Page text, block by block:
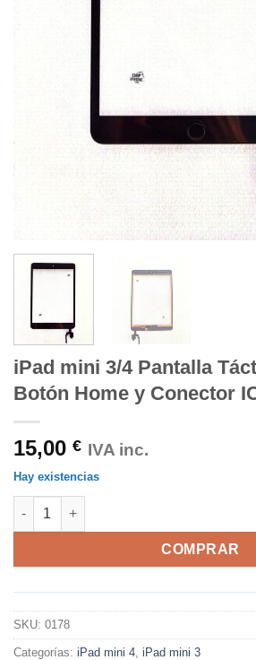
iPad mini 3/4 Pantalla
Botón Home y Conector
15,00 € IVA inc.
Hay existencias
iPad mini 3/4 Pantalla Táctil Negro
COMPRAR
SKU: 0178
Categorías: iPad mini 4, iPad mini 3